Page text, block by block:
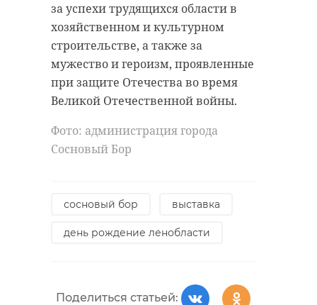
за успехи трудящихся области в
хозяйственном и культурном
строительстве, а также за
мужество и героизм, проявленные
при защите Отечества во время
Великой Отечественной войны.
Фото: администрация города
Сосновый Бор
сосновый бор выставка
день рождение ленобласти
Поделиться статьей:
Ленинградской
области
Сергей Перминов объяснил, как
происходит процесс постановки
для получения жилья в рамках
договора социального найма.
каков порядок обращения.
Фото: 47channel
сергей перминов
Петербурга затянуло грозовой
тучей, однако после взору всех
гуляющих открылись серебристые
облака, растянувшиеся над
парусниками.
!видео санкт-петербург
Поделиться статьей: